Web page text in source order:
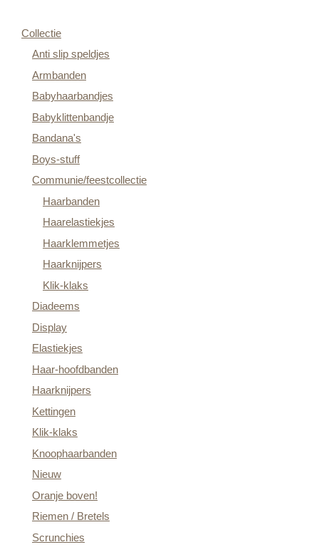
Collectie
Anti slip speldjes
Armbanden
Babyhaarbandjes
Babyklittenbandje
Bandana's
Boys-stuff
Communie/feestcollectie
Haarbanden
Haarelastiekjes
Haarklemmetjes
Haarknijpers
Klik-klaks
Diadeems
Display
Elastiekjes
Haar-hoofdbanden
Haarknijpers
Kettingen
Klik-klaks
Knoophaarbanden
Nieuw
Oranje boven!
Riemen / Bretels
Scrunchies